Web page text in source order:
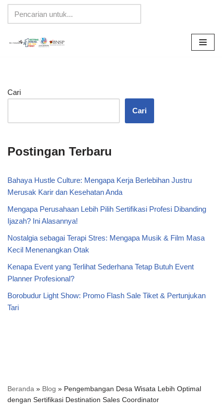
Lompat
Cari
Cari
Postingan Terbaru
Bahaya Hustle Culture: Mengapa Kerja Berlebihan Justru
Merusak Karir dan Kesehatan Anda
Mengapa Perusahaan Lebih Pilih Sertifikasi Profesi Dibanding
Ijazah? Ini Alasannya!
Nostalgia sebagai Terapi Stres: Mengapa Musik & Film Masa
Kecil Menenangkan Otak
Kenapa Event yang Terlihat Sederhana Tetap Butuh Event
Planner Profesional?
Borobudur Light Show: Promo Flash Sale Tiket & Pertunjukan
Tari
Beranda » Blog » Pengembangan Desa Wisata Lebih Optimal
dengan Sertifikasi Destination Sales Coordinator